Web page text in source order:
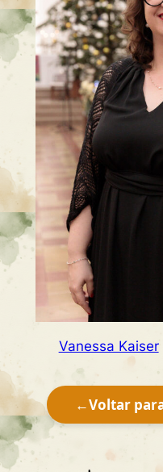
Vanessa Kaiser
←Voltar